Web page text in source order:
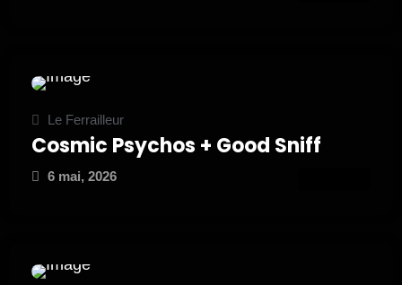
Le Ferrailleur
Cosmic Psychos + Good Sniff
6 mai, 2026